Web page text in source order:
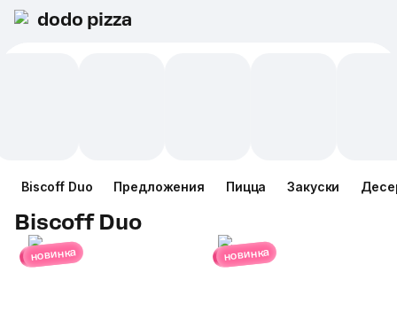
dodo pizza
Biscoff Duo Предложения Пицца Закуски
Biscoff Duo
новинка новинка